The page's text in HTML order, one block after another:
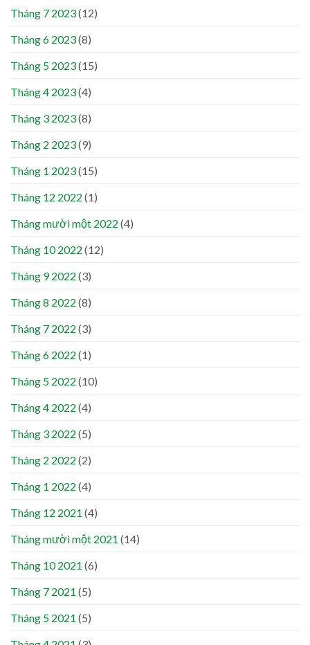
Tháng 7 2023(12)
Tháng 6 2023(8)
Tháng 5 2023(15)
Tháng 4 2023(4)
Tháng 3 2023(8)
Tháng 2 2023(9)
Tháng 1 2023(15)
Tháng 12 2022 (1)
Tháng mười một 2022 (4)
Tháng 10 2022 (12)
Tháng 9 2022 (3)
Tháng 8 2022 (8)
Tháng 7 2022 (3)
Tháng 6 2022 (1)
Tháng 5 2022 (10)
Tháng 4 2022 (4)
Tháng 3 2022 (5)
Tháng 2 2022 (2)
Tháng 1 2022 (4)
Tháng 12 2021 (4)
Tháng mười một 2021 (14)
Tháng 10 2021 (6)
Tháng 7 2021 (5)
Tháng 5 2021 (5)